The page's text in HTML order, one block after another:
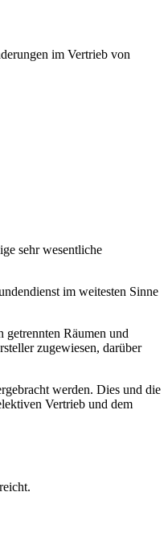
im Vertrieb von
sehr wesentliche
im weitesten Sinne
getrennten Räumen und
zugewiesen, darüber
werden. Dies und die
Vertrieb und dem